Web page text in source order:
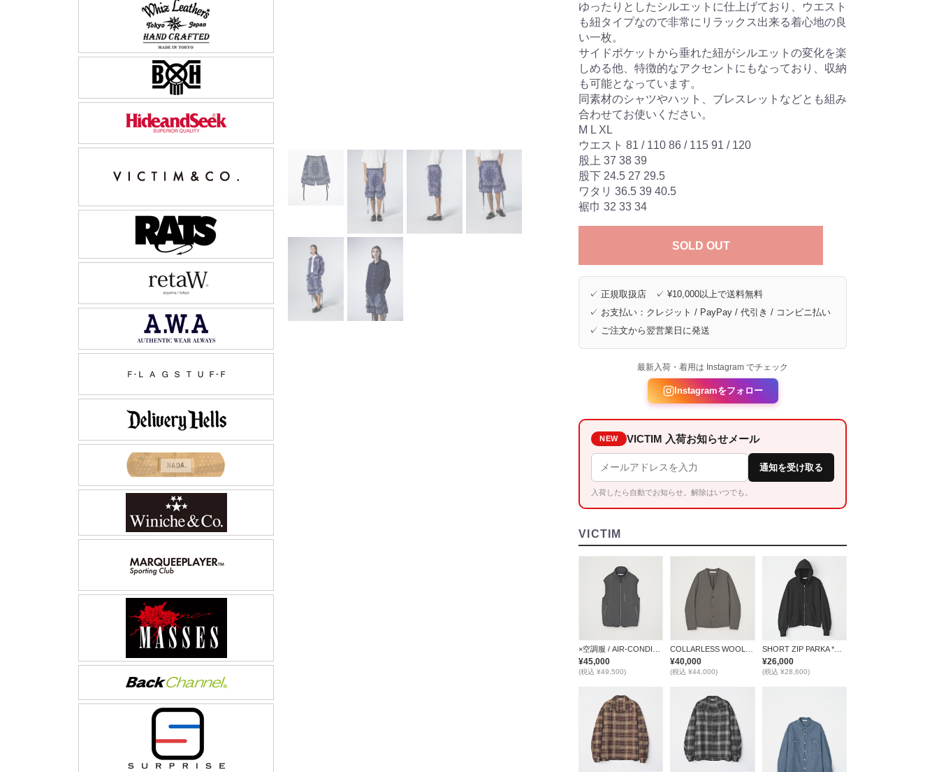
ゆったりとしたシルエットに仕上げており、ウエスト
も紐タイプなので非常にリラックス出来る着心地の良
い一枚。
サイドポケットから垂れた紐がシルエットの変化を楽
しめる他、特徴的なアクセントにもなっており、収納
も可能となっています。
同素材のシャツやハット、ブレスレットなどとも組み
合わせてお使いください。
M L XL
ウエスト 81 / 110 86 / 115 91 / 120
股上 37 38 39
股下 24.5 27 29.5
ワタリ 36.5 39 40.5
裾巾 32 33 34
SOLD OUT
✓ 正規取扱店 ✓ ¥10,000以上で送料無料
✓ お支払い：クレジット / PayPay / 代引き / コンビニ払い
✓ ご注文から翌営業日に発送
最新入荷・着用は Instagram でチェック
Instagramをフォロー
NEW VICTIM 入荷お知らせメール
通知を受け取る
入荷したら自動でお知らせ。解除はいつでも。
VICTIM
¥45,000
(税込 ¥49,500)
¥40,000
(税込 ¥44,000)
SHORT ZIP PARKA *ブラック*
¥26,000
(税込 ¥28,600)